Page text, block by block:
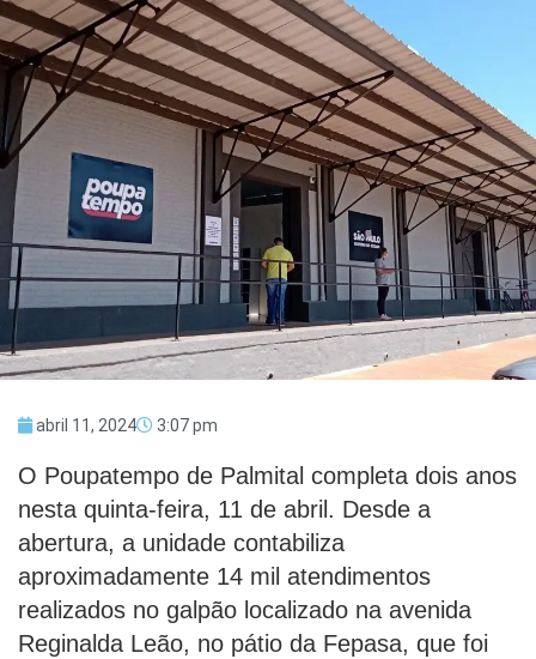
abril 11, 2024 3:07 pm
O Poupatempo de Palmital completa dois anos
nesta quinta-feira, 11 de abril. Desde a
abertura, a unidade contabiliza
aproximadamente 14 mil atendimentos
realizados no galpão localizado na avenida
Reginalda Leão, no pátio da Fepasa, que foi